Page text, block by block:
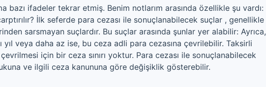
bazı ifadeler tekrar etmiş. Benim notlarım arasında özellikle şu vardı:
İlk seferde para cezası ile sonuçlanabilecek suçlar , genellikle
sarsmayan suçlardır. Bu suçlar arasında şunlar yer alabilir: Ayrıca,
yıl veya daha az ise, bu ceza adli para cezasına çevrilebilir. Taksirli
için bir ceza sınırı yoktur. Para cezası ile sonuçlanabilecek
ve ilgili ceza kanununa göre değişiklik gösterebilir.